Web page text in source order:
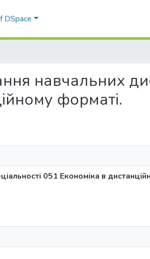
DSpace
навчальних
форматі.
051 Економіка в